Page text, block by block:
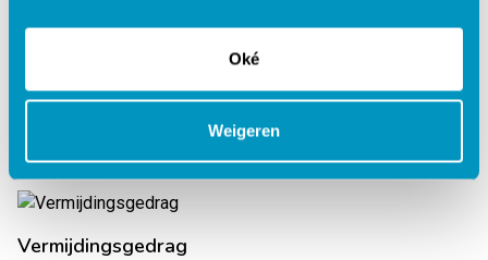
Oké
Weigeren
Verander je slaapgedrag
Vermijdingsgedrag